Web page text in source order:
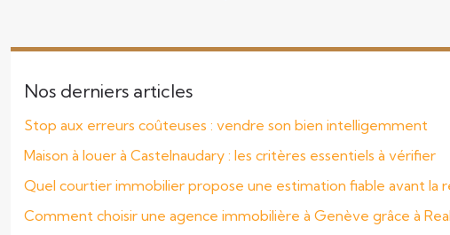
Nos derniers articles
Stop aux erreurs coûteuses : vendre son bien intelligemment
Maison à louer à Castelnaudary : les critères essentiels à vérifier
Quel courtier immobilier propose une estimation fiable avant la
Comment choisir une agence immobilière à Genève grâce à